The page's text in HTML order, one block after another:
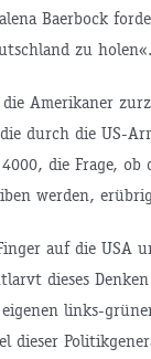
Baerbock
zu holen«.
Amerikaner
durch die US-
die Frage, ob
werden,
auf die USA
dieses
links-
dieser